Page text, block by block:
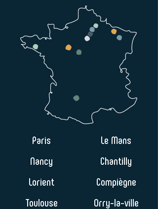
Paris
Nancy
Lorient
Toulouse
Le Mans
Chantilly
Compiègne
Orry-la-ville